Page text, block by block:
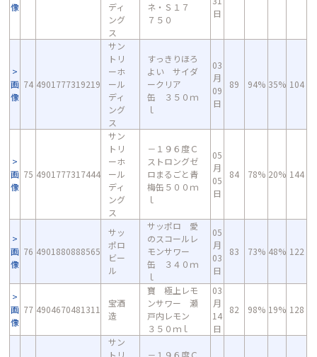
像
ディ
ング
ス
ネ・Ｓ１７
７５０
日
画
像
74 4901777319219
サン
トリ
ーホ
ール
ディ
ング
ス
すっきりほろ
よい サイダ
ークリア
缶 ３５０ｍ
ｌ
03
月
09
日
89 94% 35% 104
画
像
75 4901777317444
サン
トリ
ーホ
ール
ディ
ング
ス
－１９６度Ｃ
ストロングゼ
ロまるごと青
梅缶５００ｍ
ｌ
05
月
05
日
84 78% 20% 144
画
像
76 4901880888565
サッ
ポロ
ビー
ル
サッポロ 愛
のスコールレ
モンサワー
缶 ３４０ｍ
ｌ
05
月
03
日
83 73% 48% 122
画
像
77 4904670481311
宝酒
造
寶 極上レモ
ンサワー 瀬
戸内レモン
３５０ｍｌ
03
月
14
日
82 98% 19% 128
サン
トリ
－１９６度Ｃ